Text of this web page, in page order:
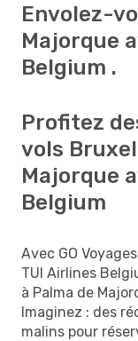
Envolez-
Majorque
Belgium .
Profitez
vols
Majorque
Belgium
Avec GO
TUI Airlines
à Palma de
Imaginez : des
malins pour